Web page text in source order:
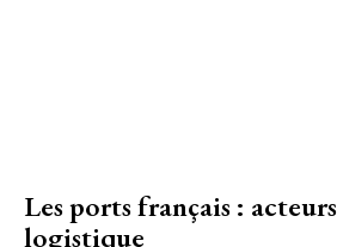
Les ports français :
logistique